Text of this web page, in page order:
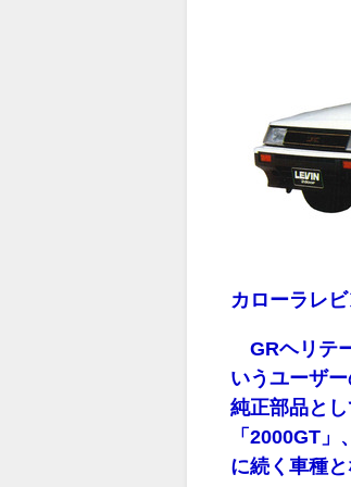
カローラレ
GRヘリテ
いうユーザ
純正部品と
「2000GT
に続く車種と